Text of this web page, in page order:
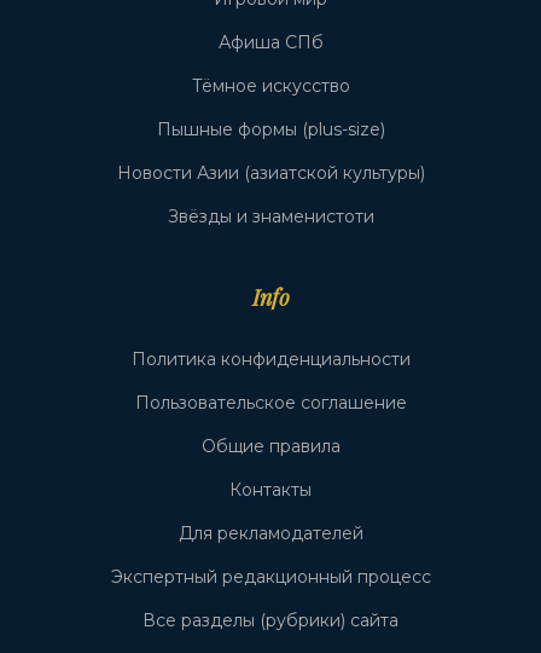
Афиша СПб
Тёмное искусство
Пышные формы (plus-size)
Новости Азии (азиатской культуры)
Звёзды и знаменистоти
Info
Политика конфиденциальности
Пользовательское соглашение
Общие правила
Контакты
Для рекламодателей
Экспертный редакционный процесс
Все разделы (рубрики) сайта